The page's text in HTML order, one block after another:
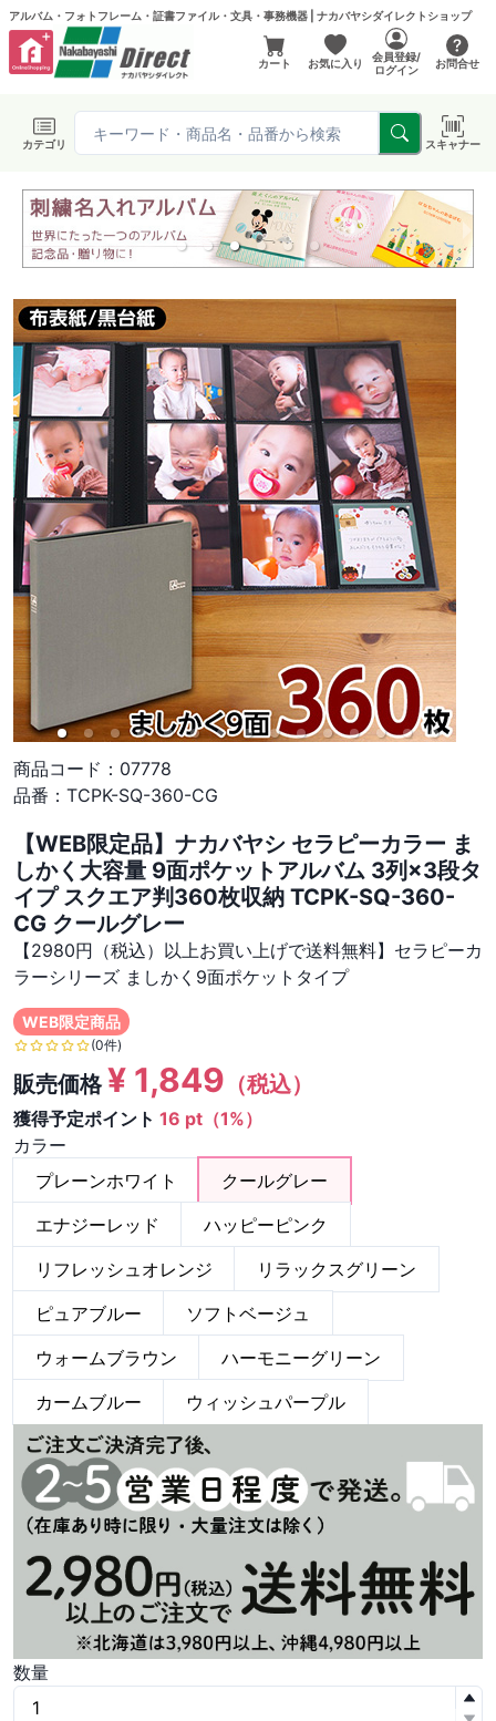
アルバム・フォトフレーム・証書ファイル・文具・事務機器 | ナカバヤシダイレクトショップ
カート お気に入り
会員登録/
ログイン
お問合せ
カテゴリ スキャナー
商品コード： 07778
品番： TCPK-SQ-360-CG
【WEB限定品】ナカバヤシ セラピーカラー ま
しかく大容量 9面ポケットアルバム 3列×3段タ
イプ スクエア判360枚収納 TCPK-SQ-360-
CG クールグレー
【2980円（税込）以上お買い上げで送料無料】セラピーカ
ラーシリーズ ましかく9面ポケットタイプ
WEB限定商品
(0件)
販売価格¥ 1,849 （税込）
獲得予定ポイント 16 pt（1%）
カラー
プレーンホワイト
クールグレー
エナジーレッド
ハッピーピンク
リフレッシュオレンジ
リラックスグリーン
ピュアブルー
ソフトベージュ
ウォームブラウン
ハーモニーグリーン
カームブルー
ウィッシュパープル
数量